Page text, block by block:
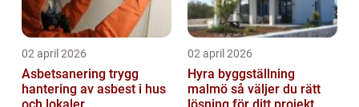
02 april 2026
Asbetsanering trygg
hantering av asbest i hus
02 april 2026
Hyra byggställning
malmö så väljer du rätt